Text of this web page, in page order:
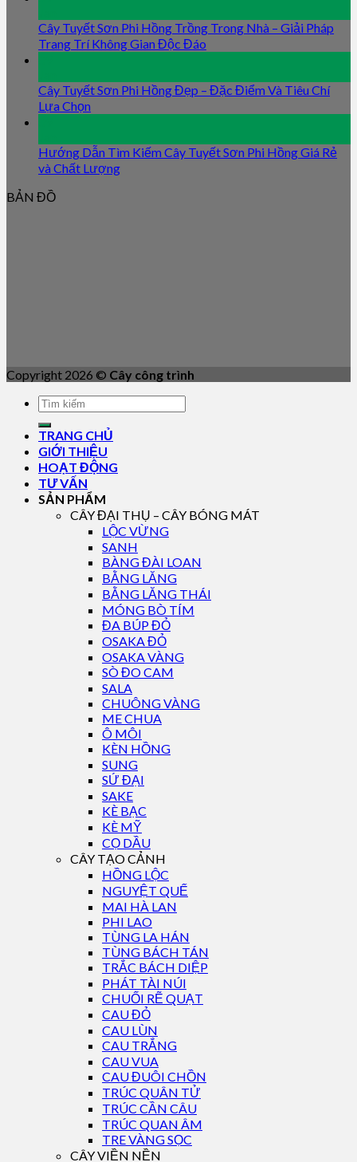
Cây Tuyết Sơn Phi Hồng Trồng Trong Nhà – Giải Pháp
Trang Trí Không Gian Độc Đáo
Cây Tuyết Sơn Phi Hồng Đẹp – Đặc Điểm Và Tiêu Chí
Lựa Chọn
Hướng Dẫn Tìm Kiếm Cây Tuyết Sơn Phi Hồng Giá Rẻ
và Chất Lượng
BẢN ĐỒ
Copyright 2026 © Cây công trình
TRANG CHỦ
GIỚI THIỆU
HOẠT ĐỘNG
TƯ VẤN
SẢN PHẨM
CÂY ĐẠI THỤ – CÂY BÓNG MÁT
LỘC VỪNG
SANH
BÀNG ĐÀI LOAN
BẰNG LĂNG
BẰNG LĂNG THÁI
MÓNG BÒ TÍM
ĐA BÚP ĐỎ
OSAKA ĐỎ
OSAKA VÀNG
SÒ ĐO CAM
SALA
CHUÔNG VÀNG
ME CHUA
Ô MÔI
KÈN HỒNG
SUNG
SỨ ĐẠI
SAKE
KÈ BẠC
KÈ MỸ
CỌ DẦU
CÂY TẠO CẢNH
HỒNG LỘC
NGUYỆT QUẾ
MAI HÀ LAN
PHI LAO
TÙNG LA HÁN
TÙNG BÁCH TÁN
TRẮC BÁCH DIỆP
PHÁT TÀI NÚI
CHUỐI RẼ QUẠT
CAU ĐỎ
CAU LÙN
CAU TRẮNG
CAU VUA
CAU ĐUÔI CHỒN
TRÚC QUÂN TỬ
TRÚC CẦN CÂU
TRÚC QUAN ÂM
TRE VÀNG SỌC
CÂY VIỀN NỀN